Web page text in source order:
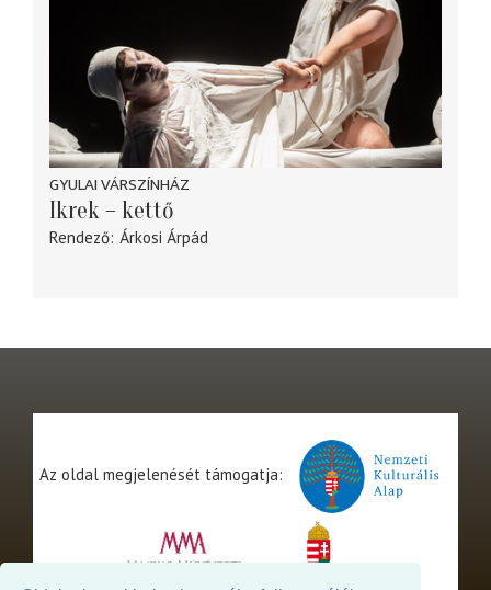
GYULAI VÁRSZÍNHÁZ
Ikrek – kettő
Rendező Árkosi Árpád
Az oldal megjelenését támogatja: